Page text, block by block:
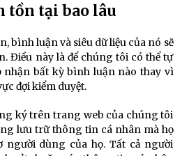
tồn tại bao lâu
bình luận và siêu dữ liệu của nó sẽ
Điều này là để chúng tôi có thể tự
nhận bất kỳ bình luận nào thay vì
đợi kiểm duyệt.
ký trên trang web của chúng tôi
lưu trữ thông tin cá nhân mà họ
người dùng của họ. Tất cả người